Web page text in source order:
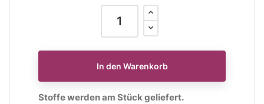
In den Warenkorb
Stoffe werden am Stück geliefert.